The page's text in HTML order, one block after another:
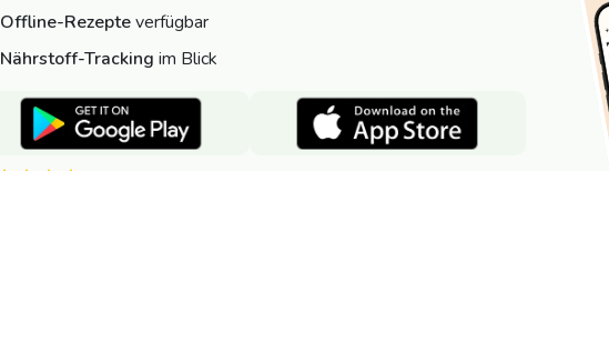
Offline-Rezepteverfügbar
Nährstoff-Tracking im Blick